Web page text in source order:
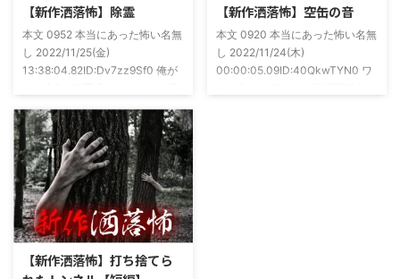
54ee5238af1
合ったのが大学生のAちゃん。彼
女もオカルト系な話が好きで(そ
もそも仲良くなったのは北の大地
が舞台の金塊を巡る漫画)ちょく
【新作洒落怖】除霊
本文 0952 本当にあった怖い名無
し 2022/11/25(金)
13:38:04.82ID:Dv7zz9Sf0 俺が
(以後A)は頻繁に「あ、あそこに
いる」だとか誰もおらんとこに挨
拶したりなどなんかわざとらしい
感じがあって当然ながら信じてな
かった。でもいいやつではあった
し頻繁に遊びに行ったりもして
た。 そしてゴールデンウィーク
れた。要約するとこの前霊が見え
【新作洒落怖】空缶の音
本文 0920 本当にあった怖い名無
し 2022/11/24(木)
00:00:05.09ID:40QkwTYN0 ワ
【新作洒落怖】打ち捨てら